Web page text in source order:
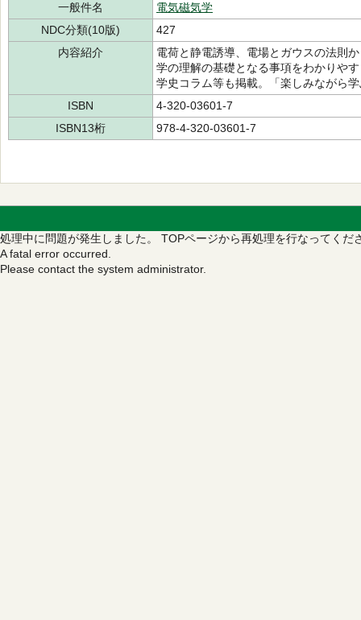
一般件名
電気磁気学
NDC分類(10版)
427
内容紹介
電荷と静電誘導、電場とガウスの法則
学の理解の基礎となる事項をわかりや
学史コラム等も掲載。「楽しみながら
ISBN
4-320-03601-7
ISBN13桁
978-4-320-03601-7
処理中に問題が発生しました。 TOPページから再処理を行なってくだ
A fatal error occurred.
Please contact the system administrator.